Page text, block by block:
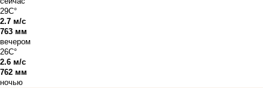
29C°
2.7 м/с
763 мм
вечером
26C°
2.6 м/с
762 мм
ночью